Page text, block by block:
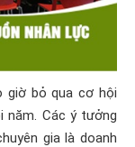
giờ bỏ qua cơ hội
năm. Các ý tưởng
gia là doanh